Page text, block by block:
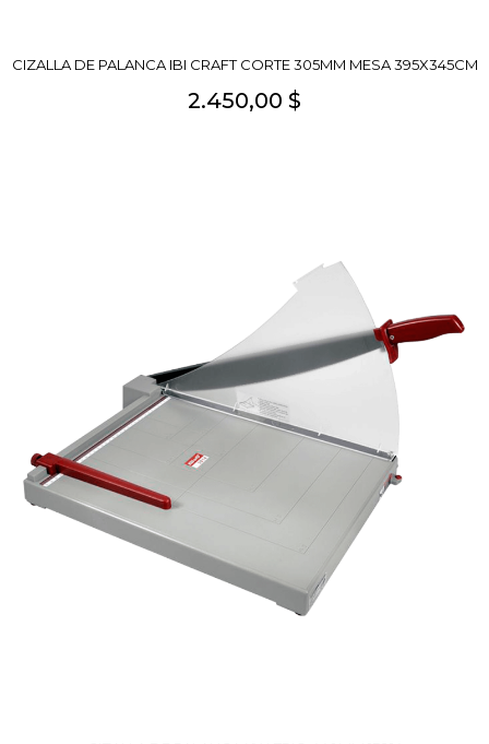
CIZALLA DE PALANCA IBI CRAFT CORTE 305MM MESA 395X345CM
2.450,00 $